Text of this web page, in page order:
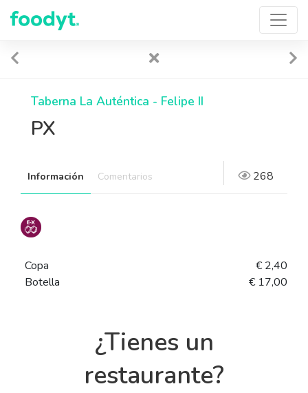
Taberna La Auténtica - Felipe II
PX
Información Comentarios 268
Copa
€ 2,40
Botella
€ 17,00
¿Tienes un
restaurante?